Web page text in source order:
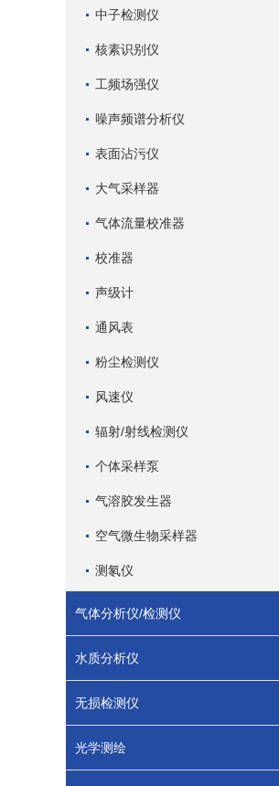
中子检测仪
核素识别仪
工频场强仪
噪声频谱分析仪
表面沾污仪
大气采样器
气体流量校准器
校准器
声级计
通风表
粉尘检测仪
风速仪
辐射/射线检测仪
个体采样泵
气溶胶发生器
空气微生物采样器
测氡仪
气体分析仪/检测仪
水质分析仪
无损检测仪
光学测绘